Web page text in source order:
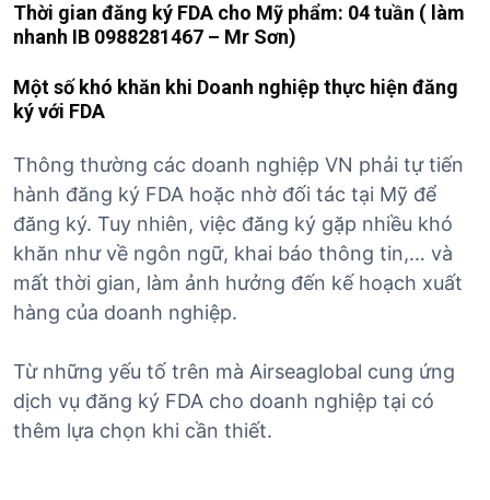
Thời gian đăng ký FDA cho Mỹ phẩm: 04 tuần ( làm
nhanh IB 0988281467 – Mr Sơn)
Một số khó khăn khi Doanh nghiệp thực hiện đăng
ký với FDA
Thông thường các doanh nghiệp VN phải tự tiến
hành đăng ký FDA hoặc nhờ đối tác tại Mỹ để
đăng ký. Tuy nhiên, việc đăng ký gặp nhiều khó
khăn như về ngôn ngữ, khai báo thông tin,… và
mất thời gian, làm ảnh hưởng đến kế hoạch xuất
hàng của doanh nghiệp.
Từ những yếu tố trên mà Airseaglobal cung ứng
dịch vụ đăng ký FDA cho doanh nghiệp tại có
thêm lựa chọn khi cần thiết.